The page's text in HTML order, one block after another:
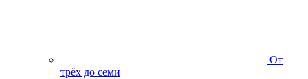
От
трёх до семи